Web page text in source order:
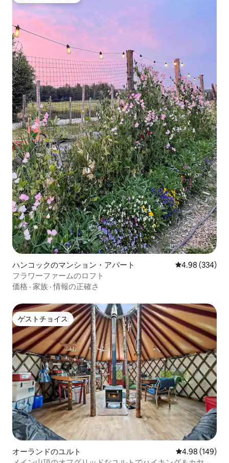
ハンコックのマンション・アパート レビュー334
4.98 (334)
フラワーファームのロフト
価格 · 家族 ·情報の正確さ
ゲストチョイス
ゲストチョイス
オーランドのユルト レビュー149
4.98 (149)